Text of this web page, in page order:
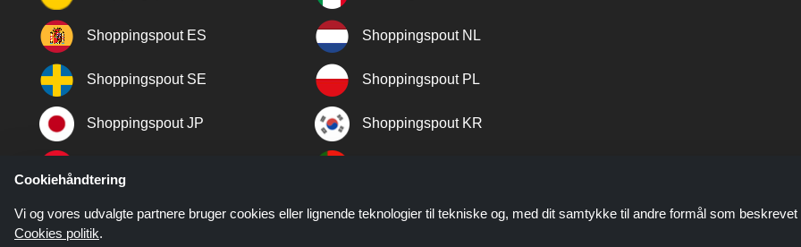
Shoppingspout ES Shoppingspout NL
Shoppingspout SE Shoppingspout PL
Shoppingspout JP Shoppingspout KR
Shoppingspout NO
Cookiehåndtering
Vi og vores udvalgte partnere bruger cookies eller lignende teknologier til tekniske og, med dit samtykke til andre formål som
Cookies politik.